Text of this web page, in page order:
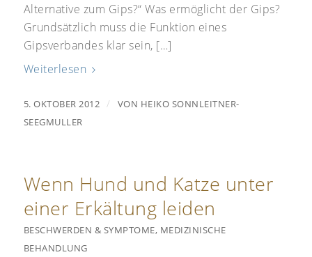
Alternative zum Gips?“ Was ermöglicht der Gips?
Grundsätzlich muss die Funktion eines
Gipsverbandes klar sein, […]
Weiterlesen
5. OKTOBER 2012 / VON HEIKO SONNLEITNER-
SEEGMULLER
Wenn Hund und Katze unter
einer Erkältung leiden
BESCHWERDEN & SYMPTOME, MEDIZINISCHE
BEHANDLUNG